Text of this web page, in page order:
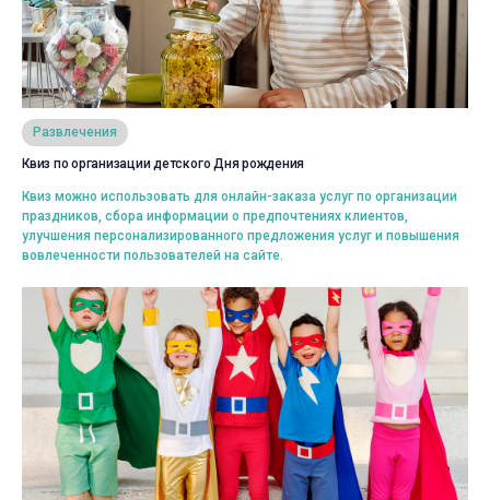
Выбрать
Развлечения
Квиз по организации детского Дня рождения
Квиз можно использовать для онлайн-заказа услуг по организации
праздников, сбора информации о предпочтениях клиентов,
улучшения персонализированного предложения услуг и повышения
вовлеченности пользователей на сайте.